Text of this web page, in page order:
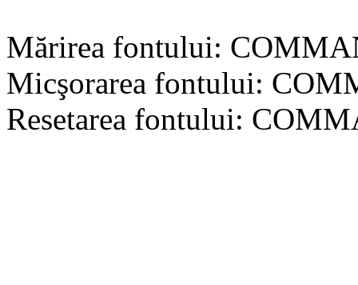
Mărirea fontului:
Micşorarea fontului:
Resetarea fontului: